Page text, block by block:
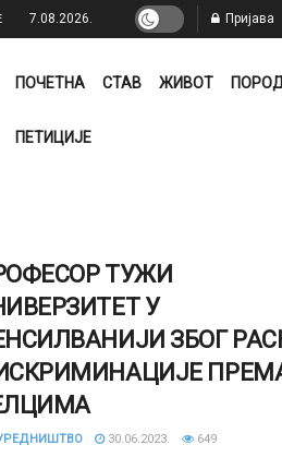
7.08.2026. Пријава
ПОЧЕТНА СТАВ ЖИВОТ
ПЕТИЦИЈЕ
ТУЖИ
У
ЗБОГ
30.06.2023. 649